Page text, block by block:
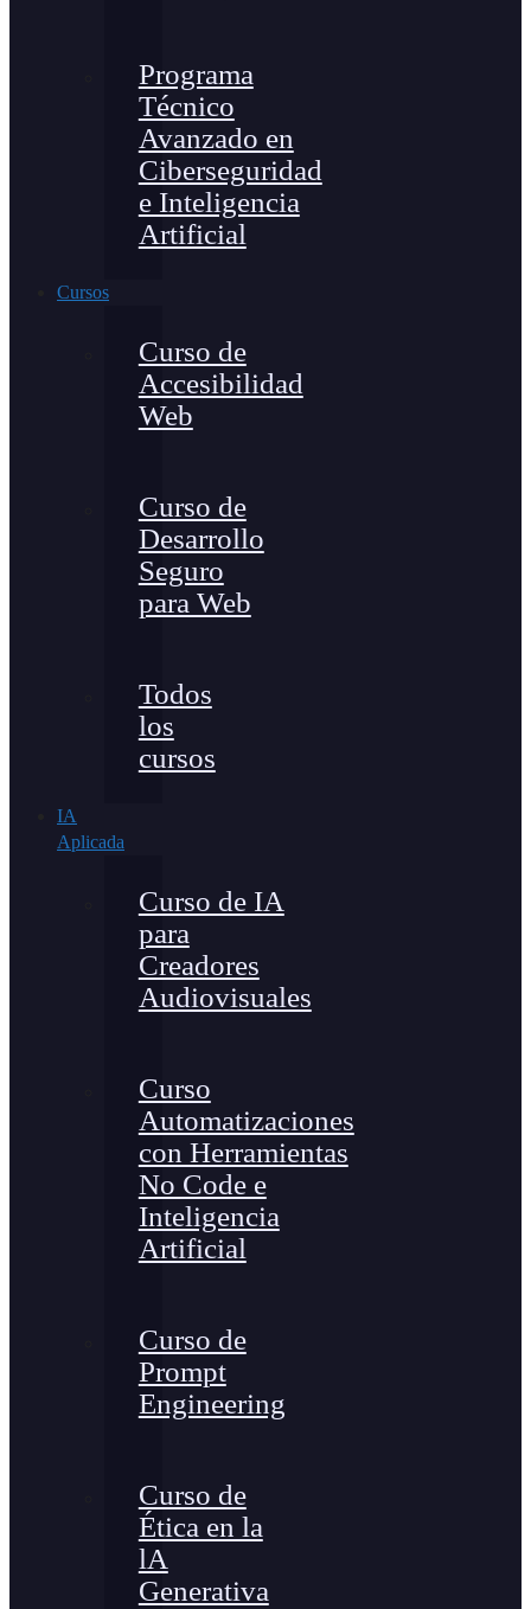
Programa
Técnico
Avanzado en
Ciberseguridad
e Inteligencia
Artificial
Cursos
Curso de
Accesibilidad
Web
Curso de
Desarrollo
Seguro
para Web
Todos
los
cursos
IA
Aplicada
Curso de IA
para
Creadores
Audiovisuales
Curso
Automatizaciones
con Herramientas
No Code e
Inteligencia
Artificial
Curso de
Prompt
Engineering
Curso de
Ética en la
lA
Generativa